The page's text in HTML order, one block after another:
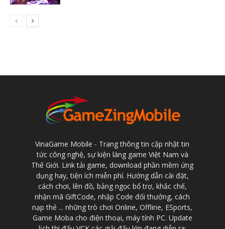
VinaGame Mobile - Trang thông tin cập nhật tin
tức công nghệ, sự kiện làng game Việt Nam và
Thế Giới. Link tải game, download phần mềm ứng
dụng hay, tiện ích miễn phí. Hướng dẫn cài đặt,
cách chơi, lên đồ, bảng ngọc bổ trợ, khắc chế,
nhận mã GiftCode, nhập Code đổi thưởng, cách
nạp thẻ ... những trò chơi Online, Offline, ESports,
Game Moba cho điện thoại, máy tính PC. Update